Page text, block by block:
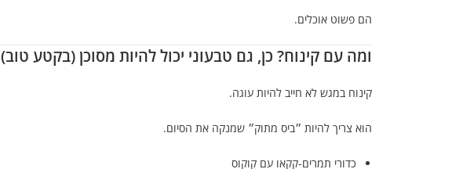
הם פשוט אוכלים.
ומה עם קינוח? כן, גם טבעוני יכול להיות מסוכן (בקטע טוב)
קינוח במגש לא חייב להיות עוגה.
הוא צריך להיות ״ביס מתוק״ שמנקה את הסיום.
כדורי תמרים-קקאו עם קוקוס